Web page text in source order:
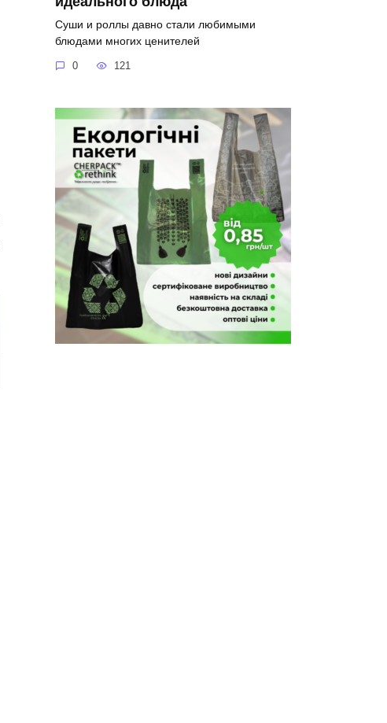
Суши и роллы давно стали любимыми
блюдами многих ценителей
0 121